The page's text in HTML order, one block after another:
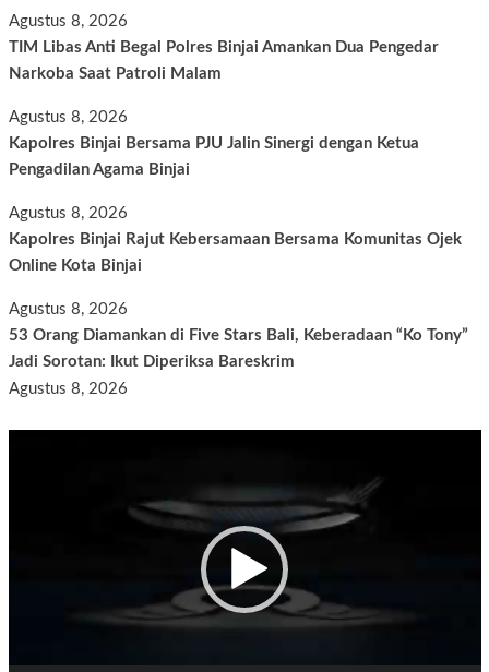
Agustus 8, 2026
TIM Libas Anti Begal Polres Binjai Amankan Dua Pengedar
Narkoba Saat Patroli Malam
Agustus 8, 2026
Kapolres Binjai Bersama PJU Jalin Sinergi dengan Ketua
Pengadilan Agama Binjai
Agustus 8, 2026
Kapolres Binjai Rajut Kebersamaan Bersama Komunitas Ojek
Online Kota Binjai
Agustus 8, 2026
53 Orang Diamankan di Five Stars Bali, Keberadaan “Ko Tony”
Jadi Sorotan: Ikut Diperiksa Bareskrim
Agustus 8, 2026